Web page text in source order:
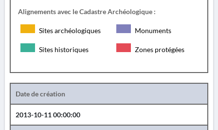
Alignements avec le Cadastre Archéologique :
Sites archéologiques Monuments
Sites historiques Zones protégées
Date de création
2013-10-11 00:00:00